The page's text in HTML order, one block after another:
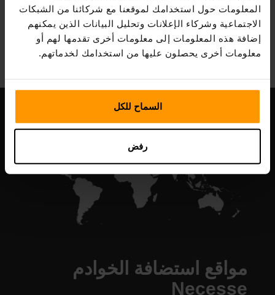
المعلومات حول استخدامك لموقعنا مع شركائنا من الشبكات
الاجتماعية وشركاء الإعلانات وتحليل البيانات الذين يمكنهم
إضافة هذه المعلومات إلى معلومات أخرى تقدمها لهم أو
معلومات أخرى يحصلون عليها من استخدامك لخدماتهم.
السماح للكل
رفض
All Games
مواقع استضافة الخوادم
Necesse